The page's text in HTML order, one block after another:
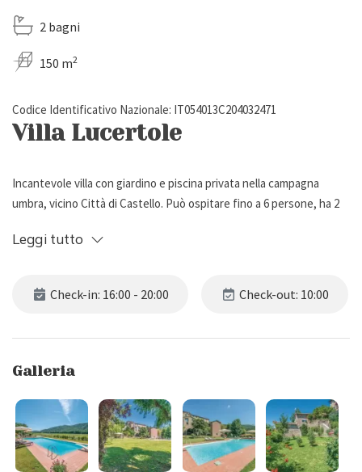
2 bagni
150 m2
Codice Identificativo Nazionale: IT054013C204032471
Villa Lucertole
Incantevole villa con giardino e piscina privata nella campagna
umbra, vicino Città di Castello. Può ospitare fino a 6 persone, ha 2
Castello, nella campagna umbra.
gazebo con tavolo da pranzo e barbecue, ideale per trascorrere
piacevoli pranzi/cene all'aria aperta.
Gli spazi esterni sono impreziositi da una bellissima piscina (15 x 7
m), aperta dal 26 Maggio al 15 Settembre e attrezzata con lettini,
sdraio, ombrelloni e trampolino.
Leggi tutto
Check-in: 16:00 - 20:00 Check-out: 10:00
Galleria